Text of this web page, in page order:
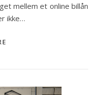
mellem et online billån
ikke…